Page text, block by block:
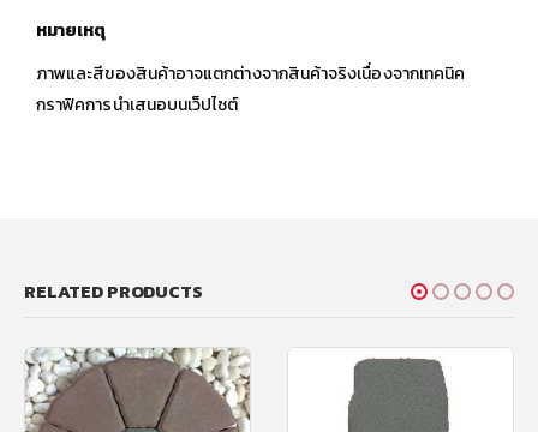
หมายเหตุ
ภาพและสีของสินค้าอาจแตกต่างจากสินค้าจริงเนื่องจากเทคนิค
กราฟิคการนำเสนอบนเว็ปไซต์
RELATED PRODUCTS